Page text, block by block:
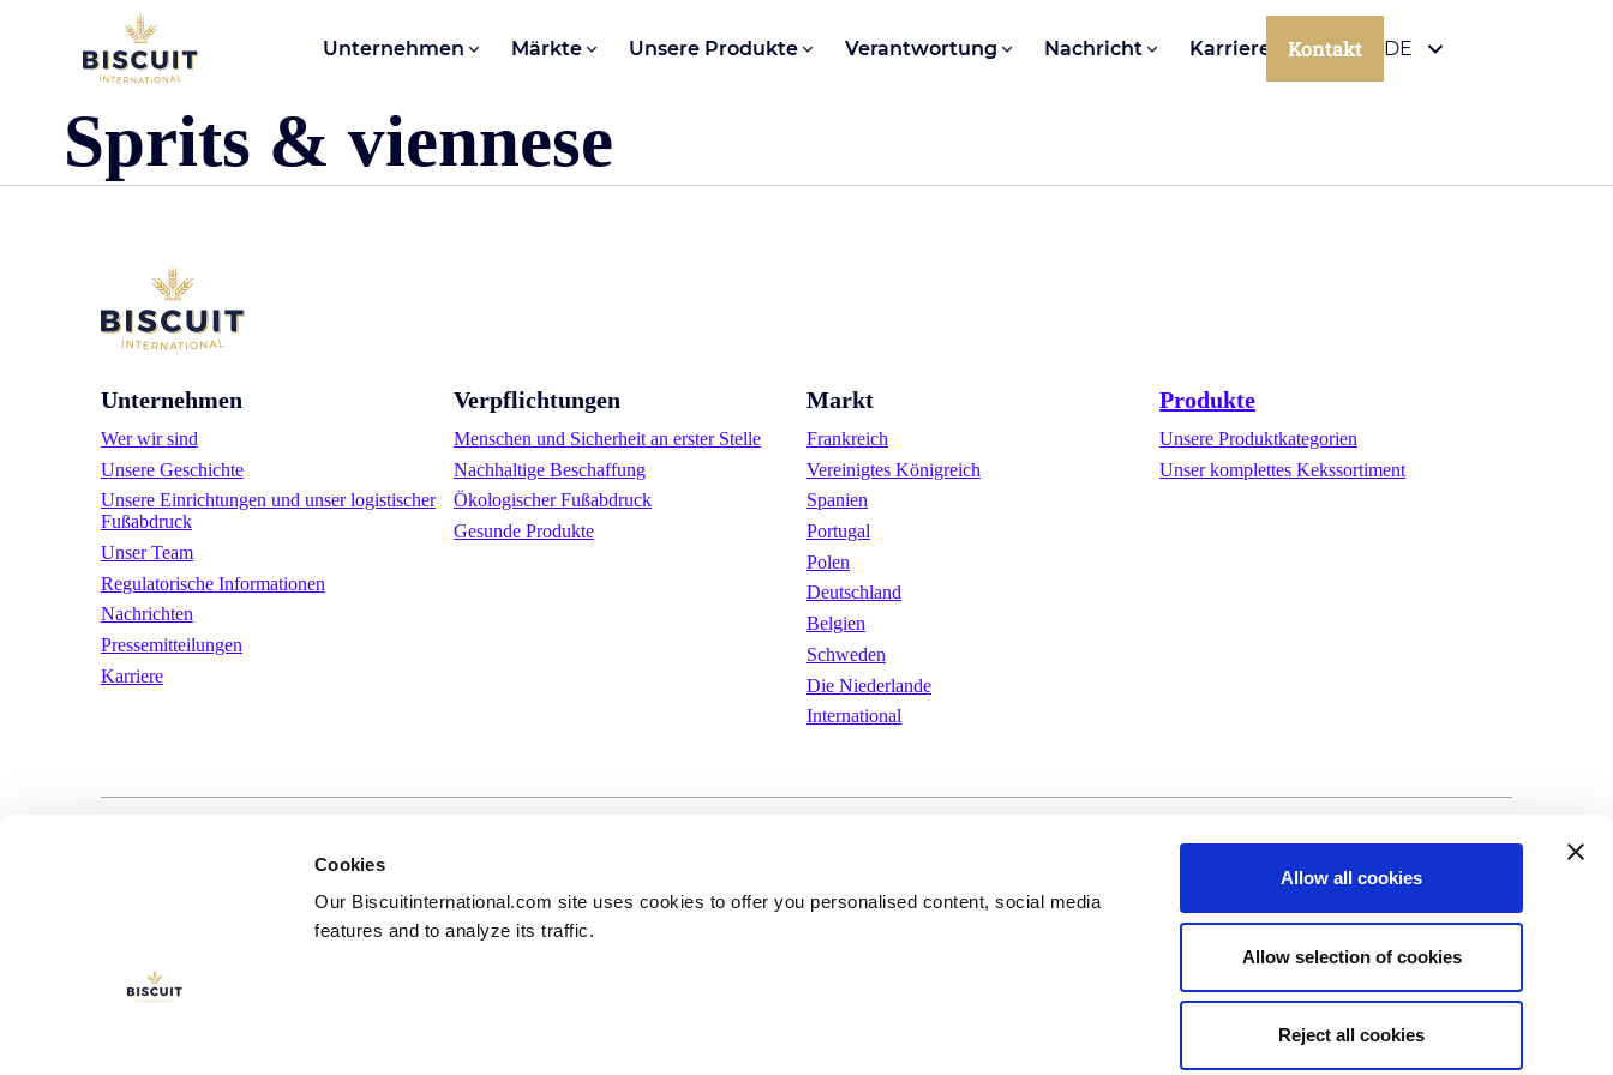
Cookies
Our Biscuitinternational.com site uses cookies to offer you personalised content, social media
features and to analyze its traffic.
Allow all cookies
Allow selection of cookies
Reject all cookies
Aller au contenu Unternehmen Märkte Unsere Produkte Verantwortung Nachricht Karriere Kontakt DE
Sprits & viennese
Unternehmen
Wer wir sind
Unsere Geschichte
Unsere Einrichtungen und unser logistischer
Fußabdruck
Unser Team
Regulatorische Informationen
Nachrichten
Pressemitteilungen
Karriere
Verpflichtungen
Menschen und Sicherheit an erster Stelle
Nachhaltige Beschaffung
Ökologischer Fußabdruck
Gesunde Produkte
Markt
Frankreich
Vereinigtes Königreich
Spanien
Portugal
Polen
Deutschland
Belgien
Schweden
Die Niederlande
International
Produkte
Unsere Produktkategorien
Unser komplettes Kekssortiment
©Biscuit International 2023